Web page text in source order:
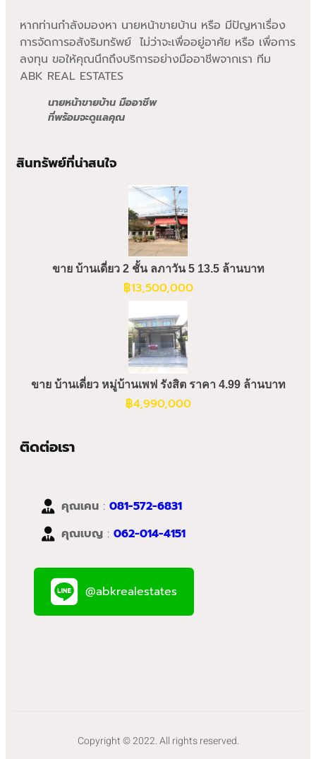
หากท่านกำลังมองหา นายหน้าขายบ้าน หรือ มีปัญหาเรื่อง
การจัดการอสังริมทรัพย์ ไม่ว่าจะเพื่ออยู่อาศัย หรือ เพื่อการ
ลงทุน ขอให้คุณนึกถึงบริการอย่างมืออาชีพจากเรา ทีม
ABK REAL ESTATES
นายหน้าขายบ้าน มืออาชีพ
ที่พร้อมจะดูแลคุณ
สินทรัพย์ที่น่าสนใจ
ขาย บ้านเดี่ยว 2 ชั้น ลภาวัน 5 13.5 ล้านบาท
฿13,500,000
ขาย บ้านเดี่ยว หมู่บ้านเพฟ รังสิต ราคา 4.99 ล้านบาท
฿4,990,000
ติดต่อเรา
คุณเคน : 081-572-6831
คุณเบญ : 062-014-4151
@abkrealestates
Copyright © 2022. All rights reserved.